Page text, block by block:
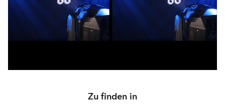
Zu finden in